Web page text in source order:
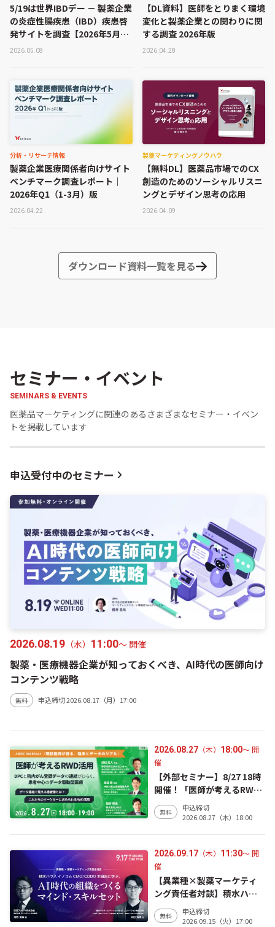
5/19は世界IBDデー － 製薬企業
の炎症性腸疾患（IBD）疾患啓
発サイトを調査【2026年5月
版】
2026.05.08
【DL資料】医師をとりまく環境
変化と製薬企業との関わりに関
する調査 2026年版
2026.04.28
分析・リサーチ情報
製薬企業医療関係者向けサイト
ベンチマーク調査レポート｜
2026年Q1（1-3月）版
2026.04.22
製薬マーケティングノウハウ
【無料DL】医薬品市場でのCX
創造のためのソーシャルリスニ
ングとデザイン思考の応用
2026.04.09
ダウンロード資料一覧を見る
セミナー・イベント
SEMINARS & EVENTS
医薬品マーケティングに関連のあるさまざまなセミナー・イベン
トを掲載しています
申込受付中のセミナー
2026.08.19 （水） 11:00〜 開催
製薬・医療機器企業が知っておくべき、AI時代の医師向け
コンテンツ戦略
無料 申込締切2026.08.17（月）17:00
2026.08.27（木） 18:00〜 開
催
【外部セミナー】8/27 18時
開催！「医師が考えるRWD
活用 ― DPCと院内がん登録
データの連結がひらく、患
無料
申込締切
2026.08.27（木）18:00
2026.09.17（木） 11:30〜 開
催
【異業種×製薬マーケティ
ング責任者対談】積水ハウ
ス イノコム CMO/CDDO 木
田氏に学ぶ、AI時代の組織を
無料
申込締切
2026.09.15（火）17:00